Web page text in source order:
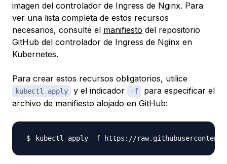
imagen del controlador de Ingress de Nginx. Para
ver una lista completa de estos recursos
necesarios, consulte el manifiesto del repositorio
GitHub del controlador de Ingress de Nginx en
Kubernetes.
Para crear estos recursos obligatorios, utilice
kubectl apply y el indicador -f
para especificar el
archivo de manifiesto alojado en GitHub:
kubectl apply -f https://